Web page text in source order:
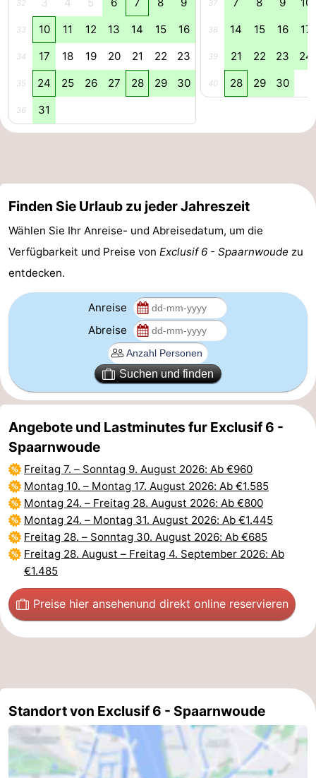
für
Touristen
Medizin
Adressen
Wetter
Kontakt
32
33 10 11 12 13 14 15 16
34 17 18 19 20 21 22 23
35 24 25 26 27 28 29 30
36 31
37
38 14 15 16 17
39 21 22 23 24
40 28 29 30
Finden Sie Urlaub zu jeder Jahreszeit
Wählen Sie Ihr Anreise- und Abreisedatum, um die
Verfügbarkeit und Preise von Exclusif 6 - Spaarnwoude zu
entdecken.
Anreise
Abreise
Suchen und finden
Angebote und Lastminutes fur Exclusif 6 -
Spaarnwoude
Freitag 7. – Sonntag 9. August 2026: Ab €960
Montag 10. – Montag 17. August 2026: Ab €1.585
Montag 24. – Freitag 28. August 2026: Ab €800
Montag 24. – Montag 31. August 2026: Ab €1.445
Freitag 28. – Sonntag 30. August 2026: Ab €685
Freitag 28. August – Freitag 4. September 2026: Ab
€1.485
Preise hier ansehenund direkt online reservieren
Standort von Exclusif 6 - Spaarnwoude